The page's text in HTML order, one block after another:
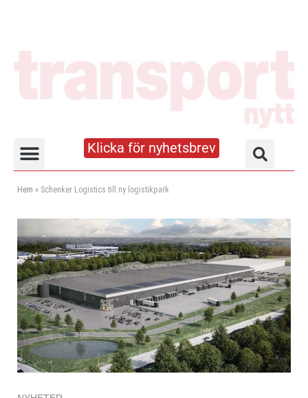
Klicka för nyhetsbrev
Hem » Schenker Logistics till ny logistikpark